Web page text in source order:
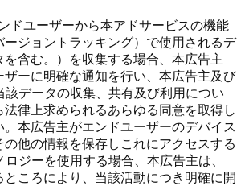
ドユーザーから本アドサービスの機能
ージョントラッキング）で使用されるデ
を含む。）を収集する場合、本広告主
ザーに明確な通知を行い、本広告主及び
該データの収集、共有及び利用につい
律上求められるあらゆる同意を取得し
。本広告主がエンドユーザーのデバイス
の他の情報を保存しこれにアクセスする
ジーを使用する場合、本広告主は、
ころにより、当該活動につき明確に開